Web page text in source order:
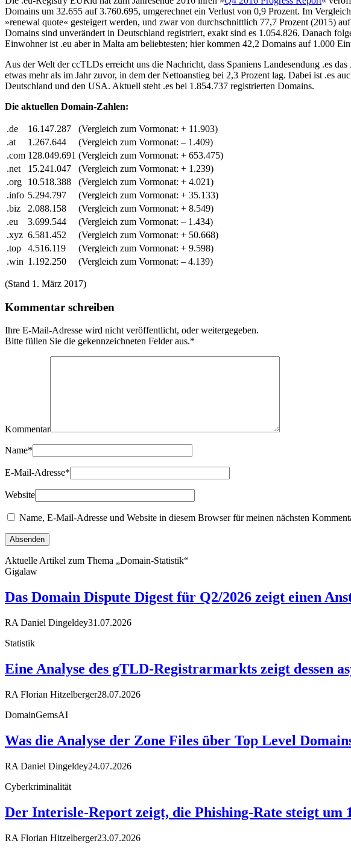
Domains um 32.655 auf 3.760.695, umgerechnet ein Verlust von 0,9 Prozent. Im
»renewal quote« gesteigert werden, und zwar von durchschnittlich 77,7 Prozent (2015)
Domains sind unverändert in Deutschland registriert, exakt sind es 1.054.826. Danach
Einwohner ist .eu aber in Malta am beliebtesten; hier kommen 42,2 Domains auf 1.000
Aus der Welt der ccTLDs erreicht uns die Nachricht, dass Spaniens Landesendung .es
etwas mehr als im Jahr zuvor, in dem der Nettoanstieg bei 2,3 Prozent lag. Dabei ist .es
Deutschland und den USA. Aktuell steht .es bei 1.854.737 registrierten Domains.
Die aktuellen Domain-Zahlen:
.de 16.147.287 (Vergleich zum Vormonat: + 11.903)
.at
1.267.644 (Vergleich zum Vormonat: – 1.409)
.com 128.049.691 (Vergleich zum Vormonat: + 653.475)
.net
15.241.047 (Vergleich zum Vormonat: + 1.239)
.org
10.518.388 (Vergleich zum Vormonat: + 4.021)
.info 5.294.797 (Vergleich zum Vormonat: + 35.133)
.biz
2.088.158 (Vergleich zum Vormonat: + 8.549)
.eu
3.699.544 (Vergleich zum Vormonat: – 1.434)
.xyz 6.581.452 (Vergleich zum Vormonat: + 50.668)
.top
4.516.119 (Vergleich zum Vormonat: + 9.598)
.win 1.192.250 (Vergleich zum Vormonat: – 4.139)
(Stand 1. März 2017)
Kommentar schreiben
Ihre E-Mail-Adresse wird nicht veröffentlicht, oder weitergegeben.
Bitte füllen Sie die gekennzeichneten Felder aus.*
Kommentar
Name*
E-Mail-Adresse*
Website
Name, E-Mail-Adresse und Website in diesem Browser für meinen nächsten
Aktuelle Artikel zum Thema „Domain-Statistik“
Gigalaw
Das Domain Dispute Digest für Q2/2026 zeigt einen
RA Daniel Dingeldey31.07.2026
Statistik
Eine Analyse des gTLD-Registrarmarkts zeigt dessen
RA Florian Hitzelberger28.07.2026
DomainGemsAI
Was die Analyse der Zone Files über Top Level
RA Daniel Dingeldey24.07.2026
Cyberkriminalität
Der Interisle-Report zeigt, die Phishing-Rate steigt um
RA Florian Hitzelberger23.07.2026